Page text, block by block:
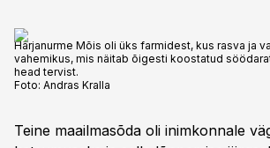
Härjanurme Mõis oli üks farmidest, kus rasva ja
vahemikus, mis näitab õigesti koostatud
head tervist.
Foto: Andras Kralla
Teine maailmasõda oli inimkonnale